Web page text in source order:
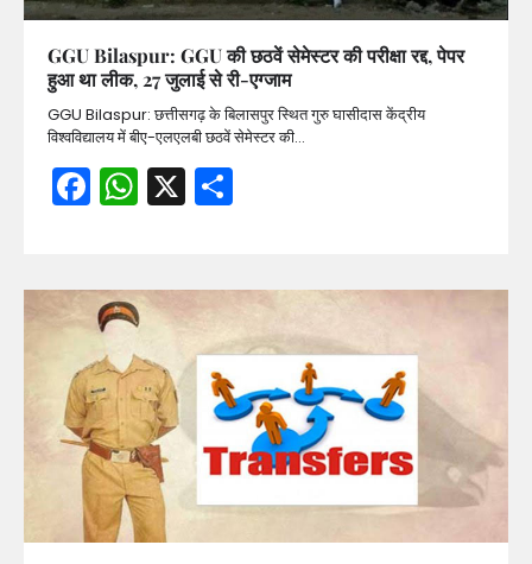
GGU Bilaspur: GGU की छठवें सेमेस्टर की परीक्षा रद्द, पेपर
हुआ था लीक, 27 जुलाई से री-एग्जाम
GGU Bilaspur: छत्तीसगढ़ के बिलासपुर स्थित गुरु घासीदास केंद्रीय
विश्वविद्यालय में बीए-एलएलबी छठवें सेमेस्टर की…
Facebook
WhatsApp
X